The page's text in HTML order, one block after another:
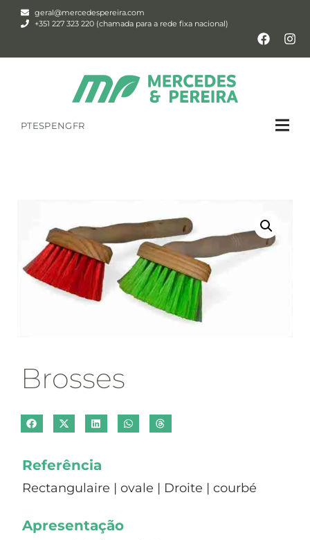
geral@mercedespereira.com
+351 227 323 220 (chamada para a rede fixa nacional)
PTESPENGFR
Brosses
Referência
Rectangulaire | ovale | Droite | courbé
Apresentação